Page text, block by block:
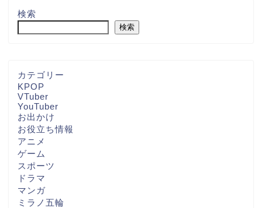
検索
検索
カテゴリー
KPOP
VTuber
YouTuber
お出かけ
お役立ち情報
アニメ
ゲーム
スポーツ
ドラマ
マンガ
ミラノ五輪